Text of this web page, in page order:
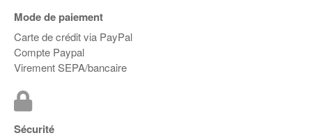
Mode de paiement
Carte de crédit via PayPal
Compte Paypal
Virement SEPA/bancaire
Sécurité